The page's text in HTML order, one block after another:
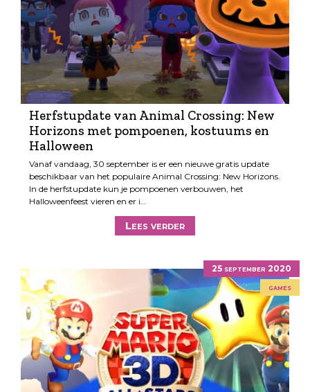
Herfstupdate van Animal Crossing: New
Horizons met pompoenen, kostuums en
Halloween
Vanaf vandaag, 30 september is er een nieuwe gratis update
beschikbaar van het populaire Animal Crossing: New Horizons.
In de herfstupdate kun je pompoenen verbouwen, het
Halloweenfeest vieren en er i…
Lees verder
25 september 2020
games